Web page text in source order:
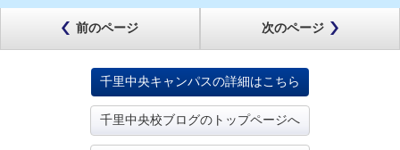
前のページ 次のページ
千里中央キャンパスの詳細はこちら
千里中央校ブログのトップページへ